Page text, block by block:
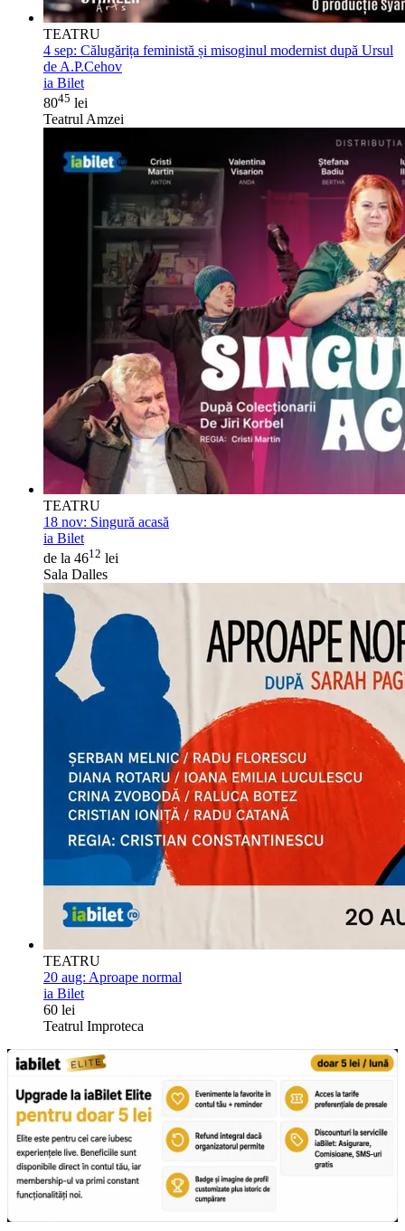
TEATRU
4 sep: Călugărița feministă și misoginul modernist după Ursul
de A.P.Cehov
ia Bilet
8045 lei
Teatrul Amzei
TEATRU
18 nov: Singură acasă
ia Bilet
de la 4612 lei
Sala Dalles
TEATRU
20 aug: Aproape normal
ia Bilet
60 lei
Teatrul Improteca